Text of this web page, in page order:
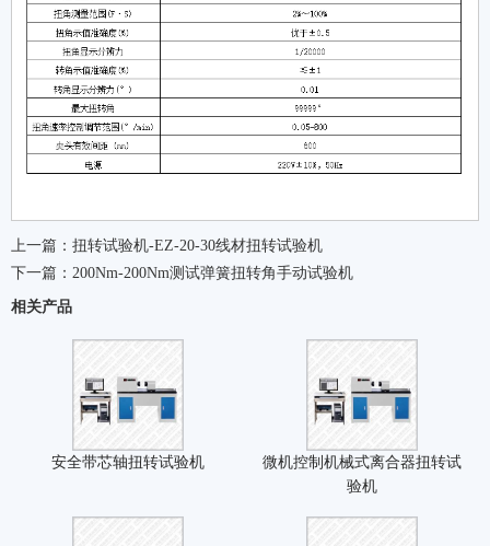
上一篇： 扭转试验机-EZ-20-30线材扭转试验机
下一篇： 200Nm-200Nm测试弹簧扭转角手动试验机
相关产品
安全带芯轴扭转试验机
微机控制机械式离合器扭转试
验机